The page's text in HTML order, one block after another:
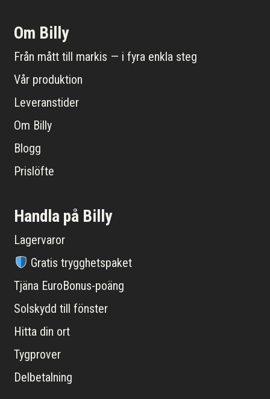
Om Billy
Från mått till markis — i fyra enkla steg
Vår produktion
Leveranstider
Om Billy
Blogg
Prislöfte
Handla på Billy
Lagervaror
Gratis trygghetspaket
Tjäna EuroBonus-poäng
Solskydd till fönster
Hitta din ort
Tygprover
Delbetalning